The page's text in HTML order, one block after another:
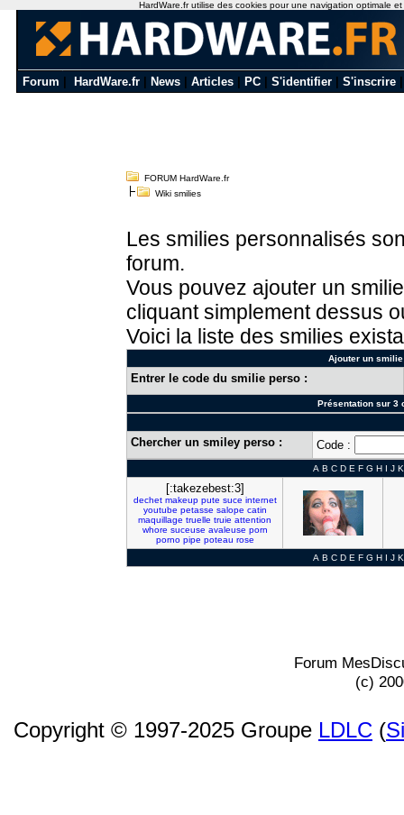
Forum HardWare.fr News Articles PC S'identifier S'inscrire
FORUM HardWare.fr
Wiki smilies
Les smilies personnalisés
forum.
Vous pouvez ajouter un
cliquant simplement dessus
Voici la liste des smilies
Ajouter un
Entrer le code du smilie perso :
Présentation sur 3
Chercher un smiley perso : Code :
A B C D E F G H I J K
[:takezebest:3]
dechet makeup pute suce internet
youtube petasse salope catin
maquillage truelle truie attention
whore suceuse avaleuse porn
porno pipe poteau rose
A B C D E F G H I J K
Forum
(c)
Copyright © 1997-2025 Groupe LDLC (
HardWare.fr utilise des cookies pour une navigation optimale